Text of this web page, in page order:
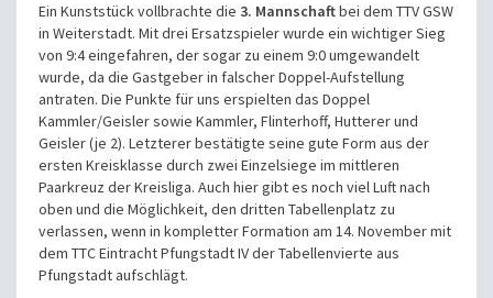
Ein Kunststück vollbrachte die 3. Mannschaftbei dem TTV GSW
in Weiterstadt. Mit drei Ersatzspieler wurde ein wichtiger Sieg
von 9:4 eingefahren, der sogar zu einem 9:0 umgewandelt
wurde, da die Gastgeberin falscher Doppel-Aufstellung
antraten. Die Punkte für uns erspielten das Doppel
Kammler/Geisler sowie Kammler, Flinterhoff, Hutterer und
Geisler (je 2). Letzterer bestätigte seine gute Form aus der
ersten Kreisklasse durch zwei Einzelsiege im mittleren
Paarkreuz der Kreisliga. Auch hier gibt es noch viel Luft nach
oben und die Möglichkeit, den dritten Tabellenplatz zu
verlassen, wenn in kompletter Formation am 14. November mit
dem TTC Eintracht Pfungstadt IV der Tabellenvierte aus
Pfungstadt aufschlägt.